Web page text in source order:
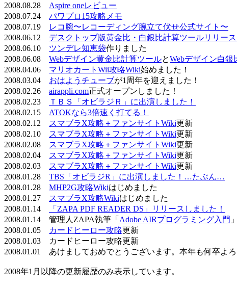
2008.08.28 Aspire oneレビュー
2008.07.24 パワプロ15攻略メモ
2008.07.19
レコ腕〜レコーディング腕立て伏せ公式サイト〜
2008.06.12 デスクトップ版黄金比・白銀比計算ツールリリー
2008.06.10 ツンデレ知恵袋作りました
2008.06.08 Webデザイン黄金比計算ツールとWebデザイン白銀
2008.04.06 マリオカートWii攻略Wiki始めました！
2008.03.04 おはようチューブが1周年を迎えました！
2008.02.26 airappli.com正式オープンしました！
2008.02.23
ＴＢＳ「オビラジＲ」に出演しました！
2008.02.15 ATOKなら3倍速く打てる！
2008.02.12
スマブラX攻略＋ファンサイトWiki更新
2008.02.10
スマブラX攻略＋ファンサイトWiki更新
2008.02.08
スマブラX攻略＋ファンサイトWiki更新
2008.02.04
スマブラX攻略＋ファンサイトWiki更新
2008.02.03
スマブラX攻略＋ファンサイトWiki更新
2008.01.28 TBS「オビラジR」に出演しました！…たぶん…
2008.01.28 MHP2G攻略Wikiはじめました
2008.01.27
スマブラX攻略Wikiはじめました
2008.01.14
「ZAPA PDF READER DS」リリースしました！
2008.01.14 管理人ZAPA執筆「 Adobe AIRプログラミング入門
2008.01.05
カードヒーロー攻略更新
2008.01.03 カードヒーロー攻略更新
2008.01.01 あけましておめでとうございます。本年も何卒よろ
2008年1月以降の更新履歴のみ表示しています。